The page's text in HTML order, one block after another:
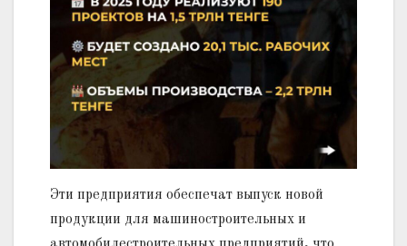
Эти предприятия обеспечат выпуск новой
продукции для машиностроительных и